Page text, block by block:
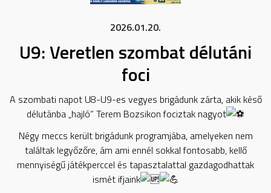
2026.01.20.
U9: Veretlen szombat délutáni
foci
A szombati napot U8-U9-es vegyes brigádunk zárta, akik késő
délutánba „hajló” Terem Bozsikon fociztak nagyot
Négy meccs került brigádunk programjába, amelyeken nem
találtak legyőzőre, ám ami ennél sokkal fontosabb, kellő
mennyiségű játékperccel és tapasztalattal gazdagodhattak
ismét ifjaink